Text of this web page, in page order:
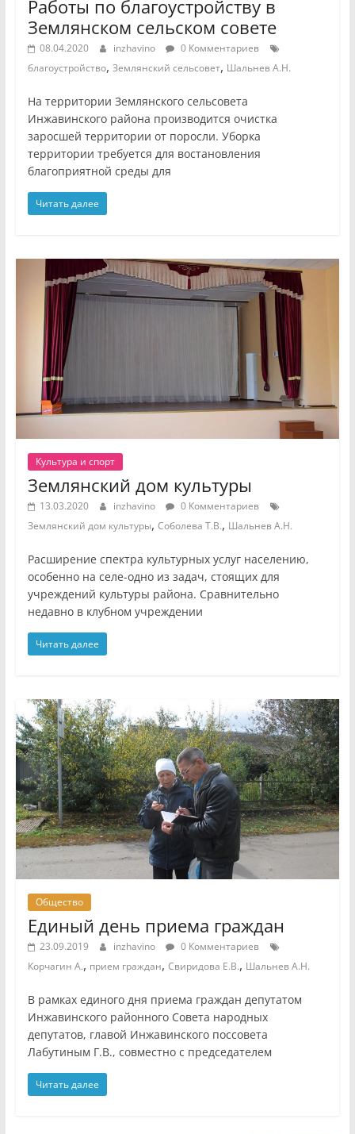
Работы по благоустройству в
Землянском сельском совете
08.04.2020 inzhavino
0 Комментариев
благоустройство, Землянский сельсовет, Шальнев А.Н.
На территории Землянского сельсовета
Инжавинского района производится очистка
заросшей территории от поросли. Уборка
территории требуется для востановления
благоприятной среды для
Читать далее
Культура и спорт
Землянский дом культуры
13.03.2020 inzhavino
0 Комментариев
Землянский дом культуры, Соболева Т.В., Шальнев А.Н.
Расширение спектра культурных услуг населению,
особенно на селе-одно из задач, стоящих для
учреждений культуры района. Сравнительно
недавно в клубном учреждении
Читать далее
Общество
Единый день приема граждан
23.09.2019 inzhavino
0 Комментариев
Корчагин А., прием граждан, Свиридова Е.В., Шальнев А.Н.
В рамках единого дня приема граждан депутатом
Инжавинского районного Совета народных
депутатов, главой Инжавинского поссовета
Лабутиным Г.В., совместно с председателем
Читать далее